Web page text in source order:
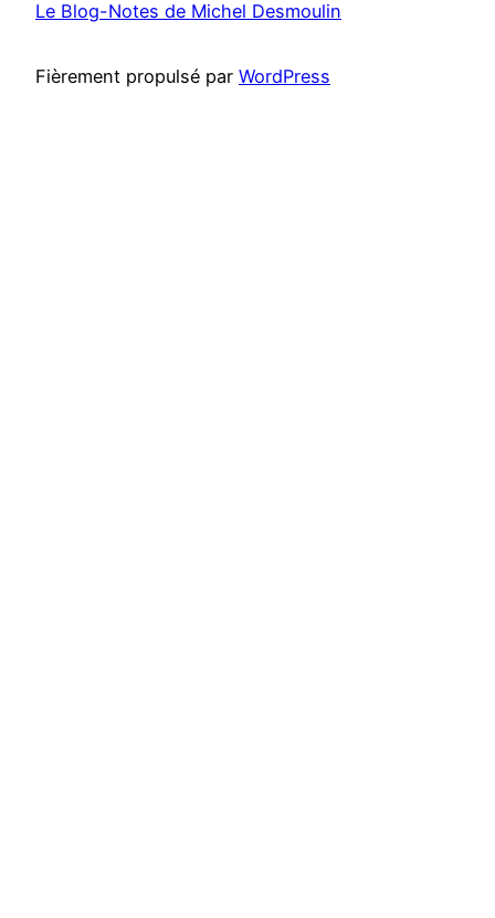
Le Blog-Notes de Michel Desmoulin
Fièrement propulsé par WordPress